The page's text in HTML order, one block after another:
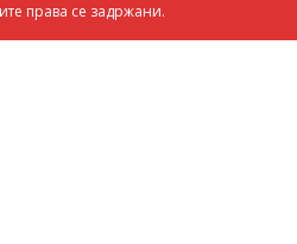
права се задржани.